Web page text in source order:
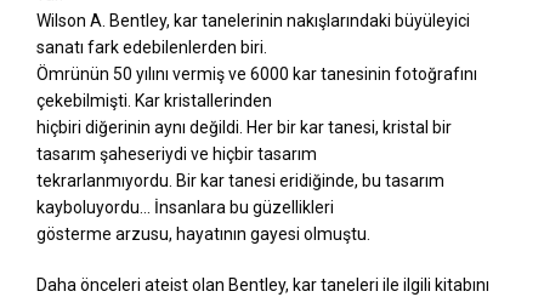
Wilson A. Bentley, kar tanelerinin nakışlarındaki büyüleyici
sanatı fark edebilenlerden biri.
Ömrünün 50 yılını vermiş ve 6000 kar tanesinin fotoğrafını
çekebilmişti. Kar kristallerinden
hiçbiri diğerinin aynı değildi. Her bir kar tanesi, kristal bir
tasarım şaheseriydi ve hiçbir tasarım
tekrarlanmıyordu. Bir kar tanesi eridiğinde, bu tasarım
kayboluyordu… İnsanlara bu güzellikleri
gösterme arzusu, hayatının gayesi olmuştu.
Daha önceleri ateist olan Bentley, kar taneleri ile ilgili kitabını